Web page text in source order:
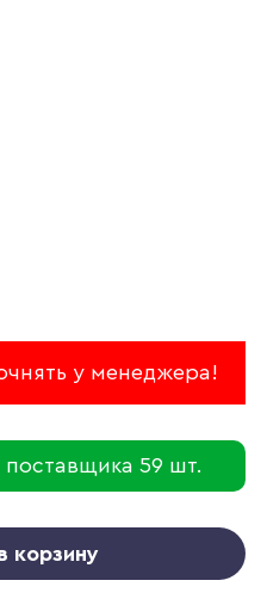
у менеджера!
поставщика 59 шт.
корзину